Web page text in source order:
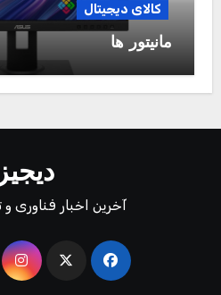
کالای دیجیتال
مانیتور ها
آخرین اخبار فناوری